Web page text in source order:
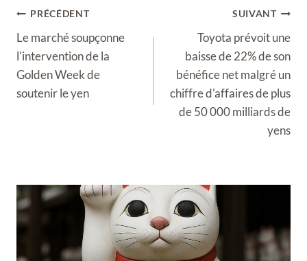
Navigation
de
l’article
PRÉCÉDENT
Le marché soupçonne
l'intervention de la
Golden Week de
soutenir le yen
SUIVANT
Toyota prévoit une
baisse de 22% de son
bénéfice net malgré un
chiffre d'affaires de plus
de 50 000 milliards de
yens